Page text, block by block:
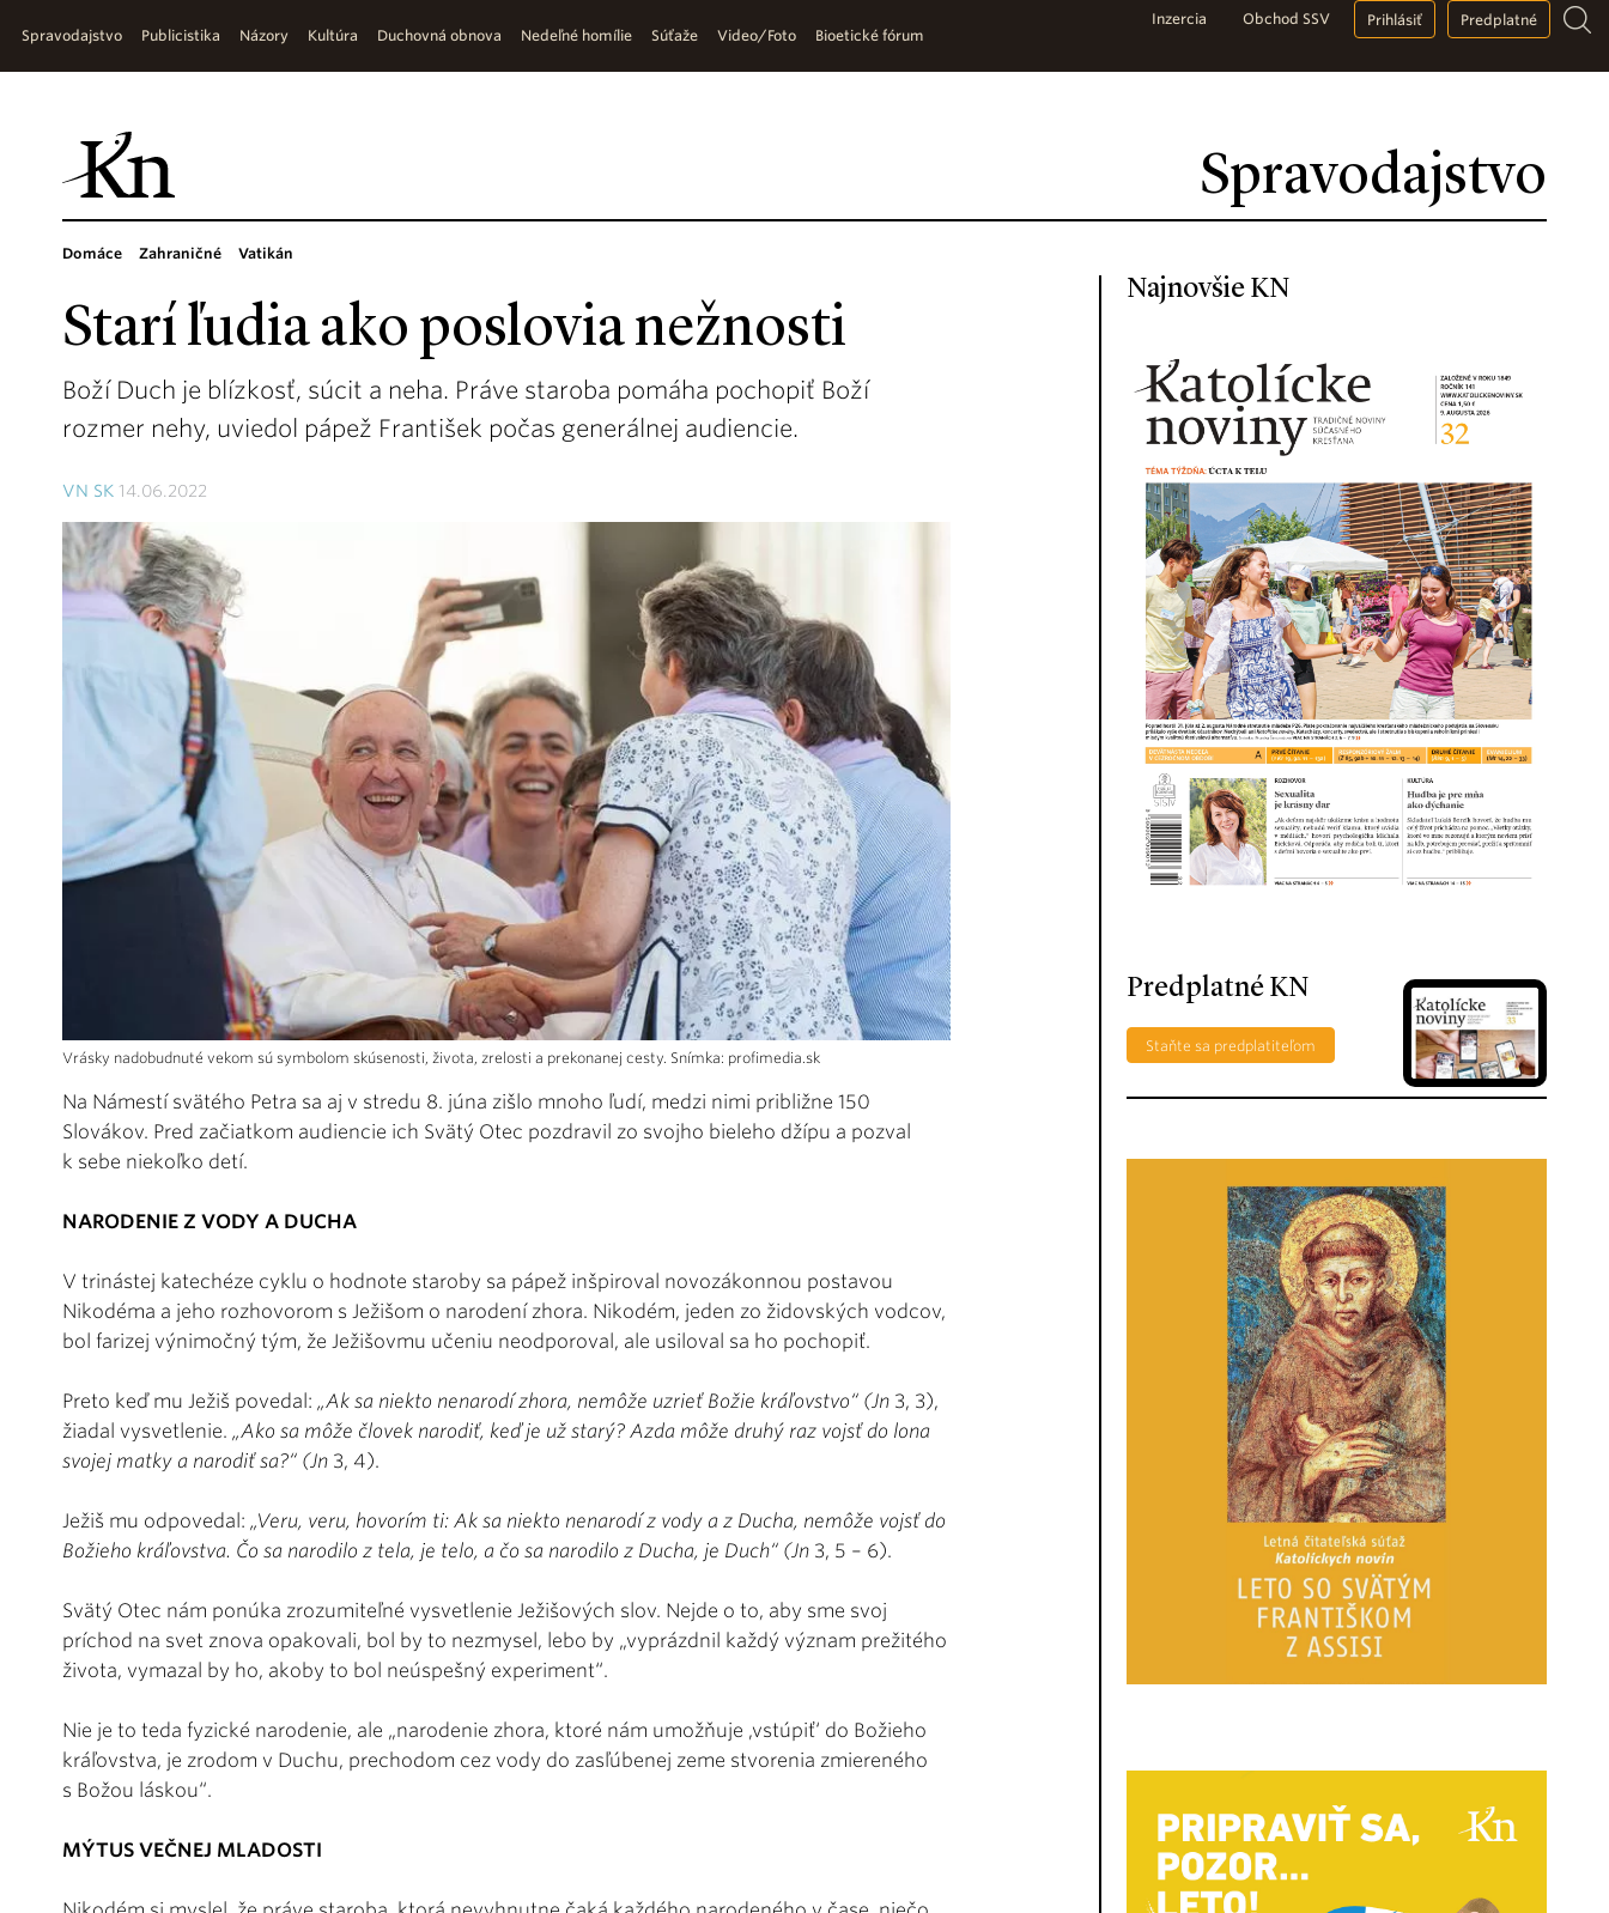
Spravodajstvo
Spravodajstvo Publicistika Názory Kultúra Duchovná obnova Nedeľné homílie Súťaže Video/Foto Bioetické fórum
Inzercia Obchod SSV Prihlásiť Predplatné
Domáce Zahraničné Vatikán
Starí ľudia ako poslovia nežnosti
Boží Duch je blízkosť, súcit a neha. Práve staroba pomáha pochopiť Boží
rozmer nehy, uviedol pápež František počas generálnej audiencie.
VN SK 14.06.2022
Vrásky nadobudnuté vekom sú symbolom skúsenosti, života, zrelosti a prekonanej cesty. Snímka: profimedia.sk
Na Námestí svätého Petra sa aj v stredu 8. júna zišlo mnoho ľudí, medzi nimi približne 150
Slovákov. Pred začiatkom audiencie ich Svätý Otec pozdravil zo svojho bieleho džípu a pozval
k sebe niekoľko detí.
NARODENIE Z VODY A DUCHA
V trinástej katechéze cyklu o hodnote staroby sa pápež inšpiroval novozákonnou postavou
Nikodéma a jeho rozhovorom s Ježišom o narodení zhora. Nikodém, jeden zo židovských vodcov,
bol farizej výnimočný tým, že Ježišovmu učeniu neodporoval, ale usiloval sa ho pochopiť.
Preto keď mu Ježiš povedal: „Ak sa niekto nenarodí zhora, nemôže uzrieť Božie kráľovstvo“ (Jn 3, 3),
žiadal vysvetlenie. „Ako sa môže človek narodiť, keď je už starý? Azda môže druhý raz vojsť do lona
svojej matky a narodiť sa?“ (Jn 3, 4).
Ježiš mu odpovedal: „Veru, veru, hovorím ti: Ak sa niekto nenarodí z vody a z Ducha, nemôže vojsť do
Božieho kráľovstva. Čo sa narodilo z tela, je telo, a čo sa narodilo z Ducha, je Duch“ (Jn 3, 5 – 6).
Svätý Otec nám ponúka zrozumiteľné vysvetlenie Ježišových slov. Nejde o to, aby sme svoj
príchod na svet znova opakovali, bol by to nezmysel, lebo by „vyprázdnil každý význam prežitého
života, vymazal by ho, akoby to bol neúspešný experiment“.
Nie je to teda fyzické narodenie, ale „narodenie zhora, ktoré nám umožňuje ‚vstúpiť‘ do Božieho
kráľovstva, je zrodom v Duchu, prechodom cez vody do zasľúbenej zeme stvorenia zmiereného
s Božou láskou“.
MÝTUS VEČNEJ MLADOSTI
Najnovšie KN
Predplatné KN
Staňte sa predplatiteľom